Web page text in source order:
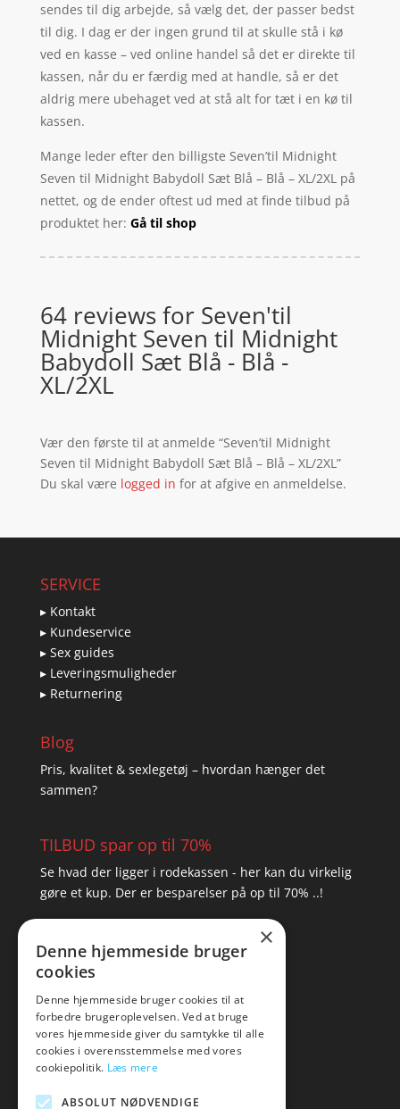
sendes til dig arbejde, så vælg det, der passer bedst
til dig. I dag er der ingen grund til at skulle stå i kø
ved en kasse – ved online handel så det er direkte til
kassen, når du er færdig med at handle, så er det
aldrig mere ubehaget ved at stå alt for tæt i en kø til
kassen.
Mange leder efter den billigste Seven’til Midnight
Seven til Midnight Babydoll Sæt Blå – Blå – XL/2XL på
nettet, og de ender oftest ud med at finde tilbud på
produktet her: Gå til shop
64 reviews for Seven'til
Midnight Seven til Midnight
Babydoll Sæt Blå - Blå -
XL/2XL
Vær den første til at anmelde “Seven’til Midnight
Seven til Midnight Babydoll Sæt Blå – Blå – XL/2XL”
Du skal være logged in for at afgive en anmeldelse.
SERVICE
▸ Kontakt
▸ Kundeservice
▸ Sex guides
▸ Leveringsmuligheder
▸ Returnering
Blog
Pris, kvalitet & sexlegetøj – hvordan hænger det
sammen?
TILBUD spar op til 70%
Se hvad der ligger i rodekassen - her kan du virkelig
gøre et kup. Der er besparelser på op til 70% ..!
Tlf: 7876 8672
Mail: hej@amare.dk
×
Denne hjemmeside bruger
cookies
Denne hjemmeside bruger cookies til at
forbedre brugeroplevelsen. Ved at bruge
vores hjemmeside giver du samtykke til alle
cookies i overensstemmelse med vores
cookiepolitik. Læs mere
ABSOLUT NØDVENDIGE